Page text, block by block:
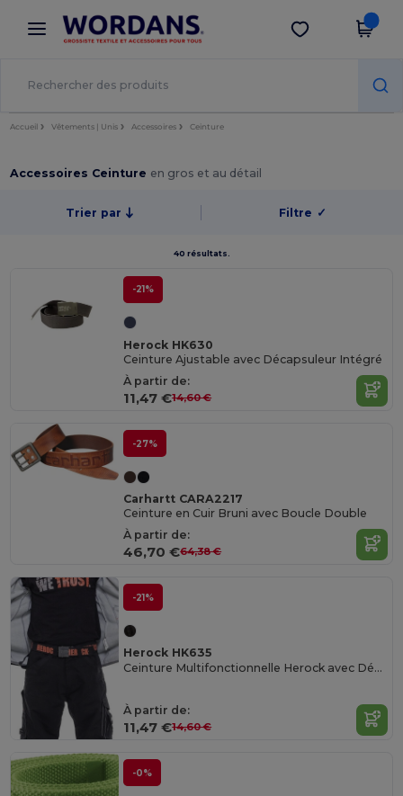
× Appli Wordans
Meilleurs prix sur l’app !
Obtenir l'appli
Accueil Vêtements | Unis Accessoires Ceinture
Accessoires Ceinture en gros et au détail
Trier par Filtre ✓
40 résultats.
-21%
Herock HK630
Ceinture Ajustable avec Décapsuleur Intégré
À partir de:
11,47 €14,60 €
-27%
Carhartt CARA2217
Ceinture en Cuir Bruni avec Boucle Double
À partir de:
46,70 €64,38 €
-21%
Herock HK635
Ceinture Multifonctionnelle Herock avec Décapsuleur
À partir de:
11,47 €14,60 €
-0%